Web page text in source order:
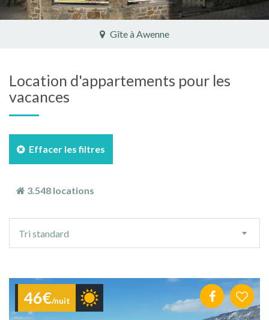
Château - Manoir à Bourbon-Lancy
Location d'appartements pour les
vacances
Effacer les filtres
3.548 locations
tri
Tri standard
46€/nuit